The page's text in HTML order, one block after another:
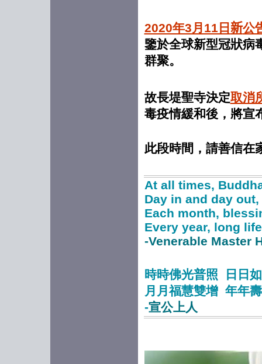
2020年3月11日 新公
鑒於全球新型冠狀病
群聚。
故長堤聖寺決定取消
毒疫情緩和後，將宣
此段時間，請善信在
At all times,
Day in and day
Each month,
Every year, long
-Venerable Master
時時佛光普照 日日
月月福慧雙增 年年
-宣公上人